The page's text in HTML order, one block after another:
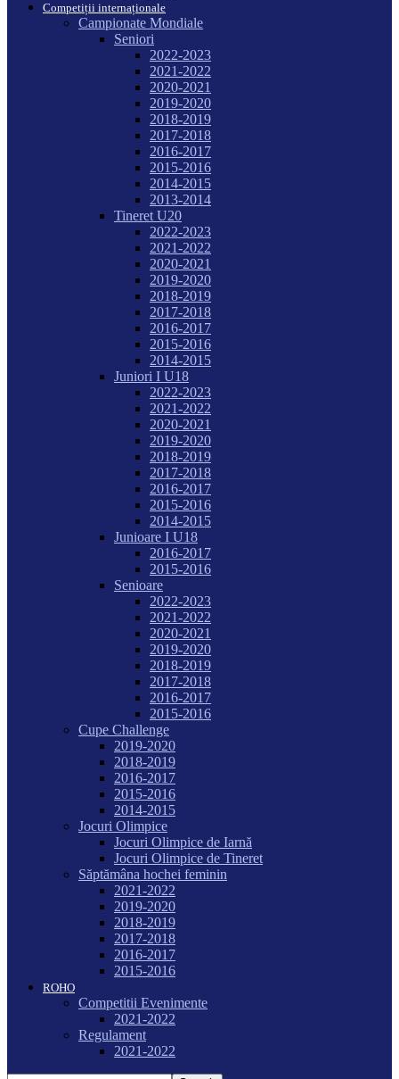
Competiții internaționale
Campionate Mondiale
Seniori
2022-2023
2021-2022
2020-2021
2019-2020
2018-2019
2017-2018
2016-2017
2015-2016
2014-2015
2013-2014
Tineret U20
2022-2023
2021-2022
2020-2021
2019-2020
2018-2019
2017-2018
2016-2017
2015-2016
2014-2015
Juniori I U18
2022-2023
2021-2022
2020-2021
2019-2020
2018-2019
2017-2018
2016-2017
2015-2016
2014-2015
Junioare I U18
2016-2017
2015-2016
Senioare
2022-2023
2021-2022
2020-2021
2019-2020
2018-2019
2017-2018
2016-2017
2015-2016
Cupe Challenge
2019-2020
2018-2019
2016-2017
2015-2016
2014-2015
Jocuri Olimpice
Jocuri Olimpice de Iarnă
Jocuri Olimpice de Tineret
Săptămâna hochei feminin
2021-2022
2019-2020
2018-2019
2017-2018
2016-2017
2015-2016
ROHO
Competitii Evenimente
2021-2022
Regulament
2021-2022